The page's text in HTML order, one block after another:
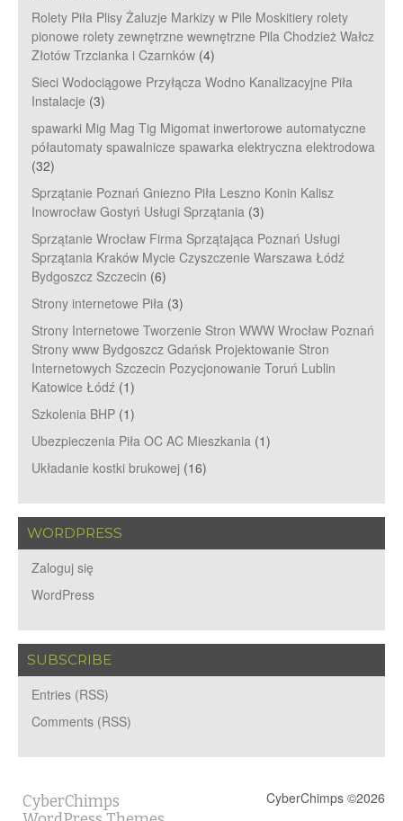
Rolety Piła Plisy Żaluzje Markizy w Pile Moskitiery rolety
pionowe rolety zewnętrzne wewnętrzne Pila Chodzież Wałcz
Złotów Trzcianka i Czarnków (4)
Sieci Wodociągowe Przyłącza Wodno Kanalizacyjne Piła
Instalacje (3)
spawarki Mig Mag Tig Migomat inwertorowe automatyczne
półautomaty spawalnicze spawarka elektryczna elektrodowa
(32)
Sprzątanie Poznań Gniezno Piła Leszno Konin Kalisz
Inowrocław Gostyń Usługi Sprzątania (3)
Sprzątanie Wrocław Firma Sprzątająca Poznań Usługi
Sprzątania Kraków Mycie Czyszczenie Warszawa Łódź
Bydgoszcz Szczecin (6)
Strony internetowe Piła (3)
Strony Internetowe Tworzenie Stron WWW Wrocław Poznań
Strony www Bydgoszcz Gdańsk Projektowanie Stron
Internetowych Szczecin Pozycjonowanie Toruń Lublin
Katowice Łódź (1)
Szkolenia BHP (1)
Ubezpieczenia Piła OC AC Mieszkania (1)
Układanie kostki brukowej (16)
WORDPRESS
Zaloguj się
WordPress
SUBSCRIBE
Entries (RSS)
Comments (RSS)
CyberChimps
CyberChimps ©2026